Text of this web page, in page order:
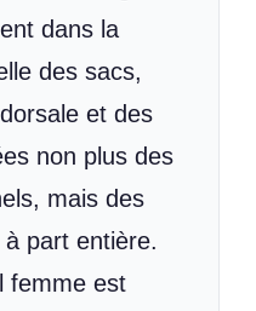
dans la
des sacs,
et des
non plus des
mais des
part entière.
femme est